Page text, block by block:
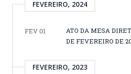
FEVEREIRO, 2024
FEV 01
ATO DA MESA
DE FEVEREIRO DE
FEVEREIRO, 2023